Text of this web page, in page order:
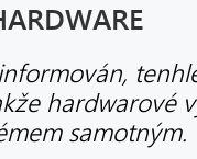
hardwarové
samotným.